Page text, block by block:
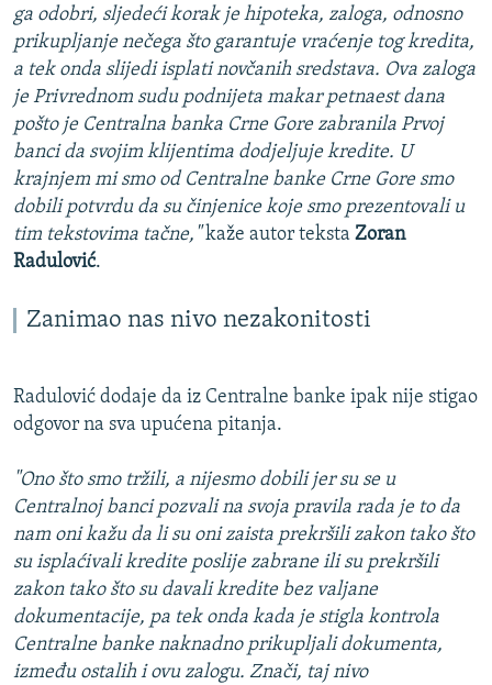
ga odobri, sljedeći korak je hipoteka, zaloga, odnosno
prikupljanje nečega što garantuje vraćenje tog kredita,
a tek onda slijedi isplati novčanih sredstava. Ova zaloga
je Privrednom sudu podnijeta makar petnaest dana
pošto je Centralna banka Crne Gore zabranila Prvoj
banci da svojim klijentima dodjeljuje kredite. U
krajnjem mi smo od Centralne banke Crne Gore smo
dobili potvrdu da su činjenice koje smo prezentovali u
tim tekstovima tačne,"kaže autor teksta Zoran
Radulović.
Zanimao nas nivo nezakonitosti
Radulović dodaje da iz Centralne banke ipak nije stigao
odgovor na sva upućena pitanja.
"Ono što smo tržili, a nijesmo dobili jer su se u
Centralnoj banci pozvali na svoja pravila rada je to da
nam oni kažu da li su oni zaista prekršili zakon tako što
su isplaćivali kredite poslije zabrane ili su prekršili
zakon tako što su davali kredite bez valjane
dokumentacije, pa tek onda kada je stigla kontrola
Centralne banke naknadno prikupljali dokumenta,
između ostalih i ovu zalogu. Znači, taj nivo